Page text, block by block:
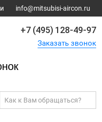
info@mitsubisi-aircon.ru
+7 (495) 128-49-97
Заказать звонок